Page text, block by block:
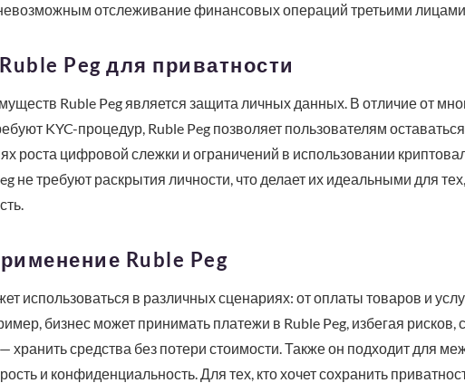
отслеживание финансовых операций третьими
Peg для приватности
Ruble Peg является защита личных данных. В отличие от
KYC-процедур, Ruble Peg позволяет пользователям
роста цифровой слежки и ограничений в использовании
не требуют раскрытия личности, что делает их идеальными для
Ruble Peg
использоваться в различных сценариях: от оплаты товаров и
бизнес может принимать платежи в Ruble Peg, избегая рисков,
хранить средства без потери стоимости. Также он подходит для
и конфиденциальность. Для тех, кто хочет сохранить